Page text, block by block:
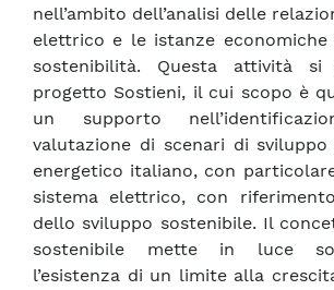
nell’ambito dell’analisi delle
elettrico e le istanze
sostenibilità. Questa attività si
progetto Sostieni, il cui scopo è
un supporto
valutazione di scenari di
energetico italiano, con
sistema elettrico, con
dello sviluppo sostenibile. Il
sostenibile mette in luce
l’esistenza di un limite alla